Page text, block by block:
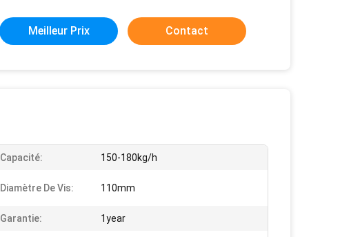
Meilleur Prix Contact
Capacité: 150-180kg/h
Diamètre De Vis: 110mm
Garantie: 1year